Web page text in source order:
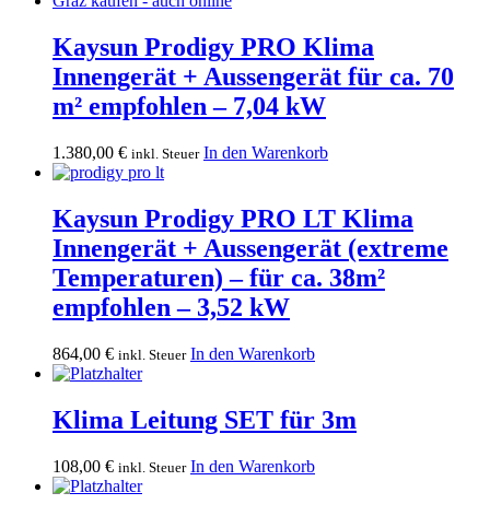
Kaysun Prodigy PRO Klima
Innengerät + Aussengerät für ca. 70
m² empfohlen – 7,04 kW
1.380,00 € inkl. Steuer In den Warenkorb
Kaysun Prodigy PRO LT Klima
Innengerät + Aussengerät (extreme
Temperaturen) – für ca. 38m²
empfohlen – 3,52 kW
864,00 € inkl. Steuer In den Warenkorb
Klima Leitung SET für 3m
108,00 € inkl. Steuer In den Warenkorb